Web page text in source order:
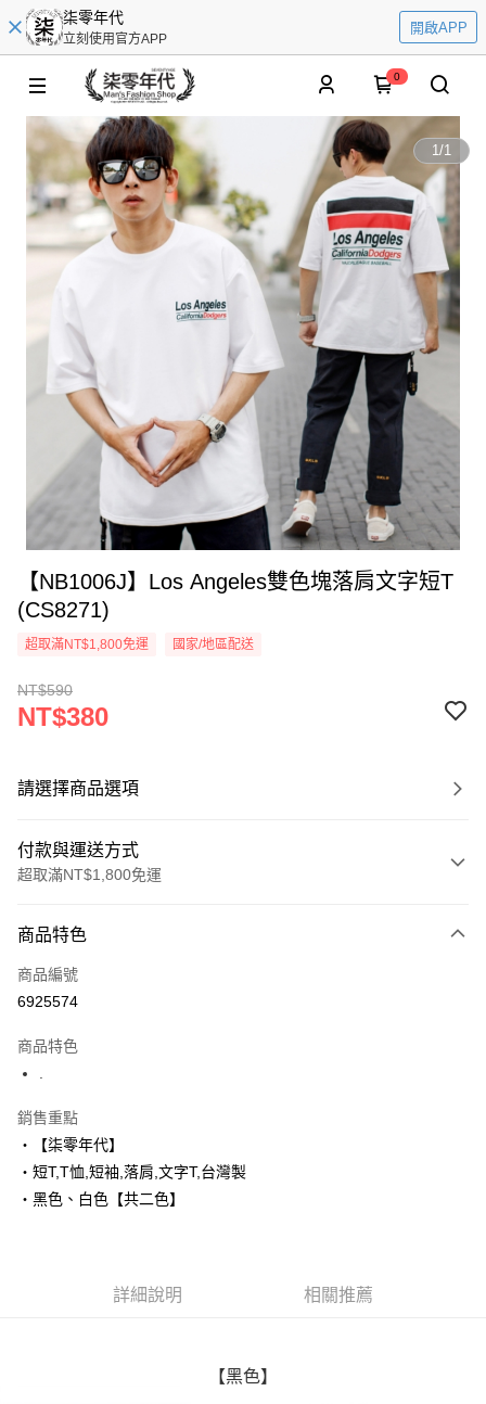
柒零年代
立刻使用官方APP
開啟APP
0
1/1
【NB1006J】Los Angeles雙色塊落肩文字短T
(CS8271)
超取滿NT$1,800免運 國家/地區配送
NT$590
NT$380
請選擇商品選項
付款與運送方式
超取滿NT$1,800免運
信用卡一次付款
超商取貨付款
街口支付
悠遊付
Google Pay
AFTEE先享後付是「在收到商品之後才付款」的支付方式。 讓您購物簡單
３．安心：先確認商品／服務後，再付款。
商品特色
商品編號
6925574
商品特色
銷售重點
‧【柒零年代】
‧短T,T恤,短袖,落肩,文字T,台灣製
‧黑色、白色【共二色】
詳細說明 相關推薦
【黑色】